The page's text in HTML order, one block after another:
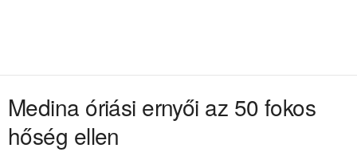
Medina óriási ernyői az 50 fokos
hőség ellen